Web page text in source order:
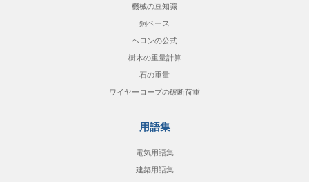
機械の豆知識
銅ベース
ヘロンの公式
樹木の重量計算
石の重量
ワイヤーロープの破断荷重
用語集
電気用語集
建築用語集